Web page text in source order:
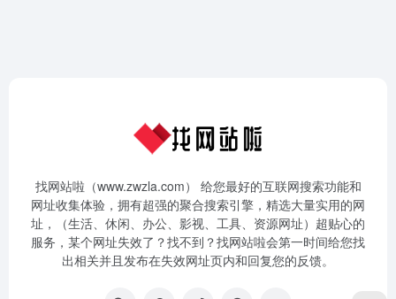
找网站啦（www.zwzla.com） 给您最好的互联网搜索功能和
网址收集体验，拥有超强的聚合搜索引擎，精选大量实用的网
址，（生活、休闲、办公、影视、工具、资源网址）超贴心的
服务，某个网址失效了？找不到？找网站啦会第一时间给您找
出相关并且发布在失效网址页内和回复您的反馈。